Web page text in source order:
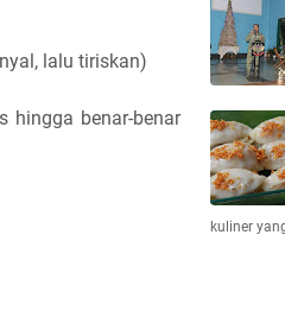
lalu tiriskan)
hingga benar-benar
kuliner